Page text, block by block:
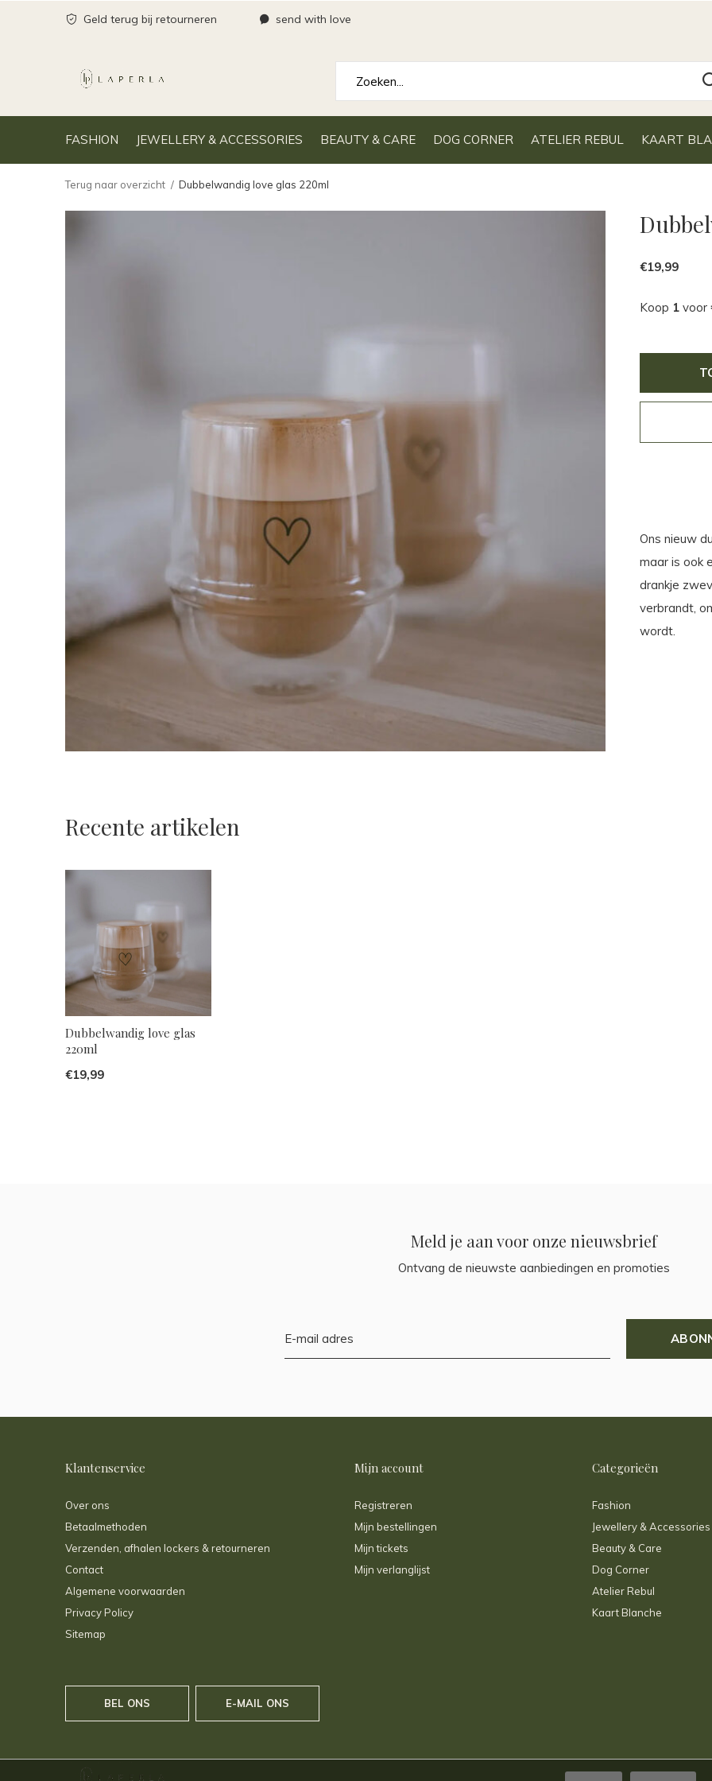
FASHION JEWELLERY & ACCESSORIES BEAUTY & CARE DOG CORNER ATELIER REBUL KAART
Geld terug bij retourneren send with love
Terug naar overzicht Dubbelwandig love glas 220ml
€19,99
Koop 1 voor
Ons nieuw
maar is ook
drankje
verbrandt,
wordt.
Recente artikelen
Dubbelwandig love glas
220ml
€19,99
Meld je aan voor onze nieuwsbrief
Ontvang de nieuwste aanbiedingen en promoties
Klantenservice
Over ons
Betaalmethoden
Verzenden, afhalen lockers & retourneren
Contact
Algemene voorwaarden
Privacy Policy
Sitemap
Mijn account
Registreren
Mijn bestellingen
Mijn tickets
Mijn verlanglijst
Categorieën
Fashion
Jewellery & Accessories
Beauty & Care
Dog Corner
Atelier Rebul
Kaart Blanche
BEL ONS E-MAIL ONS